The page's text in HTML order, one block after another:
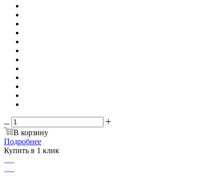
В корзину
Подробнее
Купить в 1 клик